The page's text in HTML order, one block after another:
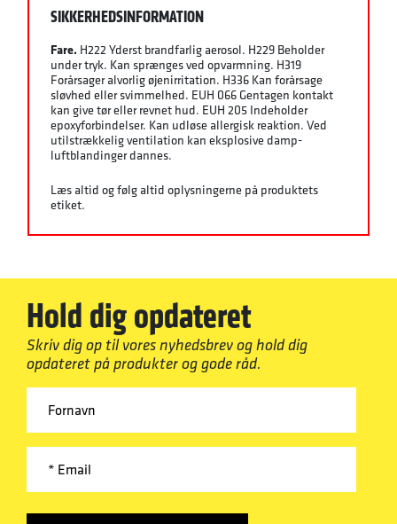
SIKKERHEDSINFORMATION
Fare. H222 Yderst brandfarlig aerosol. H229 Beholder
under tryk. Kan sprænges ved opvarmning. H319
Forårsager alvorlig øjenirritation. H336 Kan forårsage
sløvhed eller svimmelhed. EUH 066 Gentagen kontakt
kan give tør eller revnet hud. EUH 205 Indeholder
epoxyforbindelser. Kan udløse allergisk reaktion. Ved
utilstrækkelig ventilation kan eksplosive damp-
luftblandinger dannes.
Læs altid og følg altid oplysningerne på produktets
etiket.
Hold dig opdateret
Skriv dig op til vores nyhedsbrev og hold dig
opdateret på produkter og gode råd.